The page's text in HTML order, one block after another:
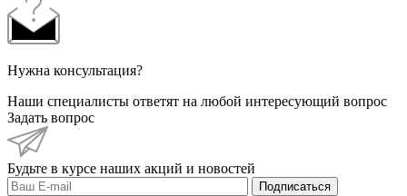
Нужна консультация?
Наши специалисты ответят на любой интересующий вопрос
Задать вопрос
Будьте в курсе наших акций и новостей
Подписаться